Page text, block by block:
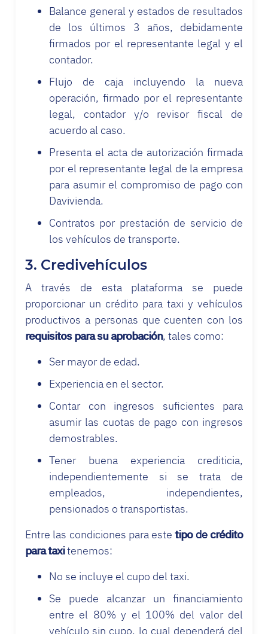
Balance general y estados de resultados
de los últimos 3 años, debidamente
firmados por el representante legal y el
contador.
Flujo de caja incluyendo la nueva
operación, firmado por el representante
legal, contador y/o revisor fiscal de
acuerdo al caso.
Presenta el acta de autorización firmada
por el representante legal de la empresa
para asumir el compromiso de pago con
Davivienda.
Contratos por prestación de servicio de
los vehículos de transporte.
3. Credivehículos
A través de esta plataforma se puede
proporcionar un crédito para taxi y vehículos
productivos a personas que cuenten con los
requisitos para su aprobación, tales como:
Ser mayor de edad.
Experiencia en el sector.
Contar con ingresos suficientes para
asumir las cuotas de pago con ingresos
demostrables.
Tener buena experiencia crediticia,
independientemente si se trata de
empleados, independientes,
pensionados o transportistas.
Entre las condiciones para este tipo de crédito
para taxitenemos:
No se incluye el cupo del taxi.
Se puede alcanzar un financiamiento
entre el 80% y el 100% del valor del
vehículo sin cupo, lo cual dependerá del